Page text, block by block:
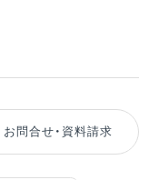
お問合せ・資料請求